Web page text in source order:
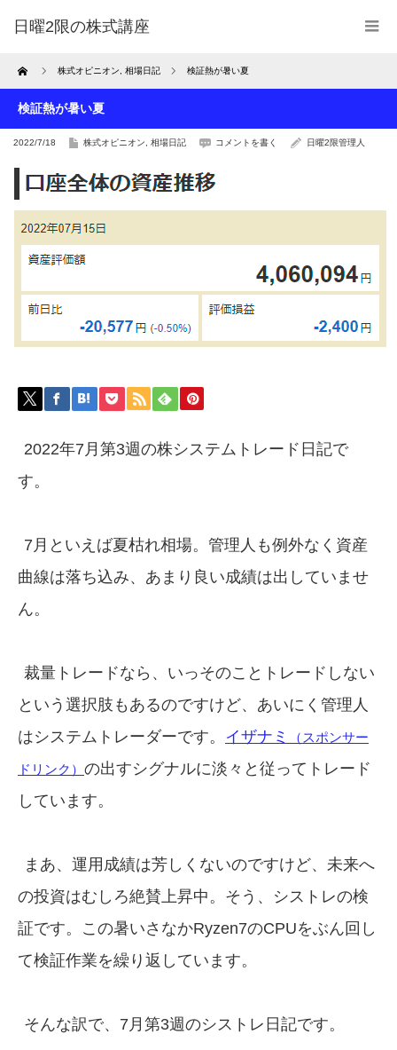
日曜2限の株式講座
Home 株式オピニオン 相場日記 検証熱が暑い夏
検証熱が暑い夏
2022/7/18 株式オピニオン 相場日記 コメントを書く 日曜2限管理人
2022年7月第3週の株システムトレード日記で
す。
7月といえば夏枯れ相場。管理人も例外なく資産
曲線は落ち込み、あまり良い成績は出していませ
ん。
裁量トレードなら、いっそのことトレードしない
という選択肢もあるのですけど、あいにく管理人
はシステムトレーダーです。 イザナミ （スポンサー
ドリンク） の出すシグナルに淡々と従ってトレード
しています。
まあ、運用成績は芳しくないのですけど、未来へ
の投資はむしろ絶賛上昇中。そう、シストレの検
証です。この暑いさなかRyzen7のCPUをぶん回し
て検証作業を繰り返しています。
そんな訳で、7月第3週のシストレ日記です。